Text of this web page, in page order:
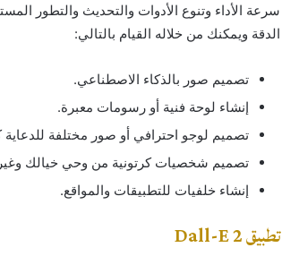
سرعة الأداء وتنوع الأدوات والتحديث والتطور
الدقة ويمكنك من خلاله القيام بالتالي:
تصميم صور بالذكاء الاصطناعي.
إنشاء لوحة فنية أو رسومات معبرة.
تصميم لوجو احترافي أو صور مختلفة للدعاية
تصميم شخصيات كرتونية من وحي خيالك
إنشاء خلفيات للتطبيقات والمواقع.
تطبيق Dall-E 2